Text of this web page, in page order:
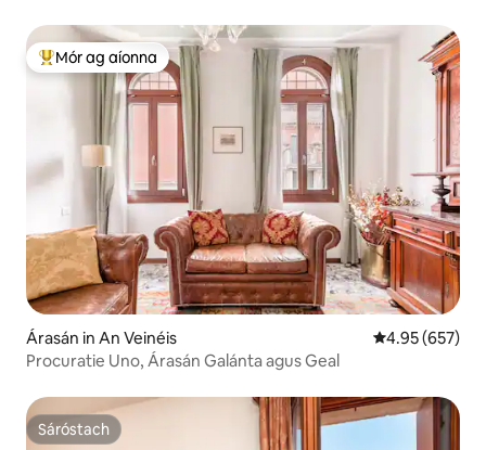
An-mhór ag aíonna
Mór ag aíonna
Árasán in An Veinéis Meánrátáil
4.95 (657)
Procuratie Uno, Árasán Galánta agus Geal
Sáróstach
Sáróstach